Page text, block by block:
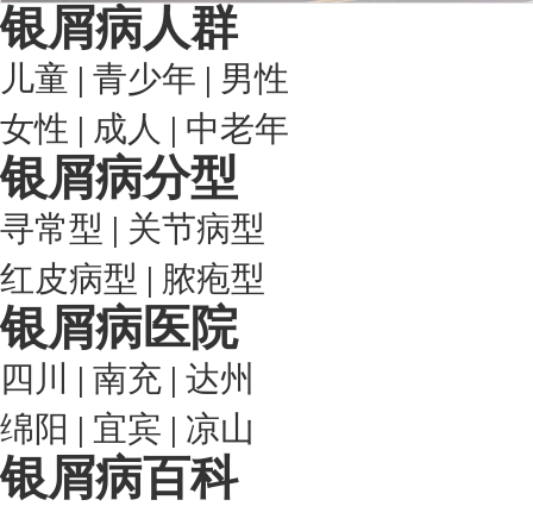
银屑病人群
儿童 | 青少年 | 男性
女性 | 成人 | 中老年
银屑病分型
寻常型 | 关节病型
红皮病型 | 脓疱型
银屑病医院
四川 | 南充 | 达州
绵阳 | 宜宾 | 凉山
银屑病百科